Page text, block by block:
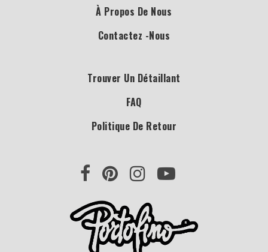
À Propos De Nous
Contactez -nous
Trouver Un Détaillant
FAQ
Politique De Retour